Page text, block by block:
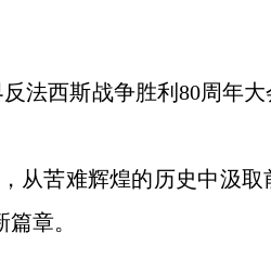
法西斯战争胜利80周年
从苦难辉煌的历史中汲
章。